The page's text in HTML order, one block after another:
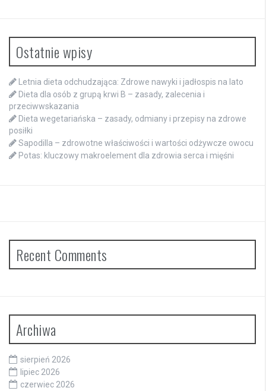
Ostatnie wpisy
Letnia dieta odchudzająca: Zdrowe nawyki i jadłospis na lato
Dieta dla osób z grupą krwi B – zasady, zalecenia i
przeciwwskazania
Dieta wegetariańska – zasady, odmiany i przepisy na zdrowe
posiłki
Sapodilla – zdrowotne właściwości i wartości odżywcze owocu
Potas: kluczowy makroelement dla zdrowia serca i mięśni
Recent Comments
Archiwa
sierpień 2026
lipiec 2026
czerwiec 2026